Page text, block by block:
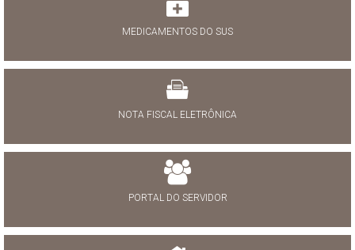
MEDICAMENTOS DO SUS
NOTA FISCAL ELETRÔNICA
PORTAL DO SERVIDOR